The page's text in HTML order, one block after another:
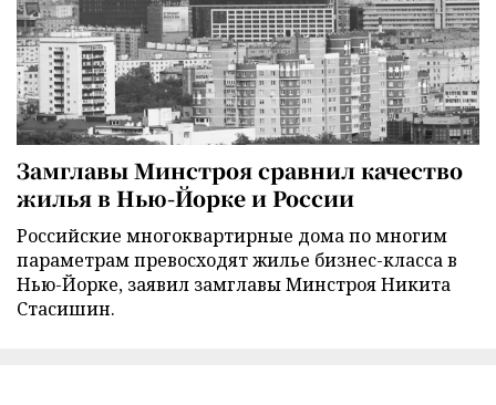
Замглавы Минстроя сравнил качество
жилья в Нью-Йорке и России
Российские многоквартирные дома по многим
параметрам превосходят жилье бизнес-класса в
Нью-Йорке, заявил замглавы Минстроя Никита
Стасишин.